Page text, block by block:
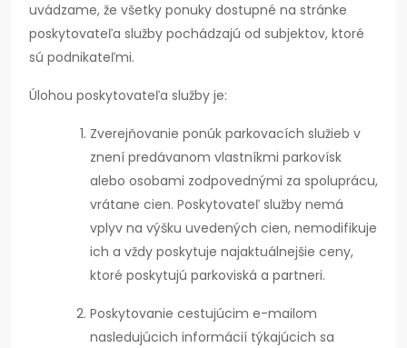
uvádzame, že všetky ponuky dostupné na stránke
poskytovateľa služby pochádzajú od subjektov, ktoré
sú podnikateľmi.
Úlohou poskytovateľa služby je:
Zverejňovanie ponúk parkovacích služieb v
znení predávanom vlastníkmi parkovísk
alebo osobami zodpovednými za spoluprácu,
vrátane cien. Poskytovateľ služby nemá
vplyv na výšku uvedených cien, nemodifikuje
ich a vždy poskytuje najaktuálnejšie ceny,
ktoré poskytujú parkoviská a partneri.
Poskytovanie cestujúcim e-mailom
nasledujúcich informácií týkajúcich sa